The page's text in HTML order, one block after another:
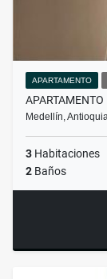
APARTAMENTO
Medellín,
3 Habitaciones
2 Baños